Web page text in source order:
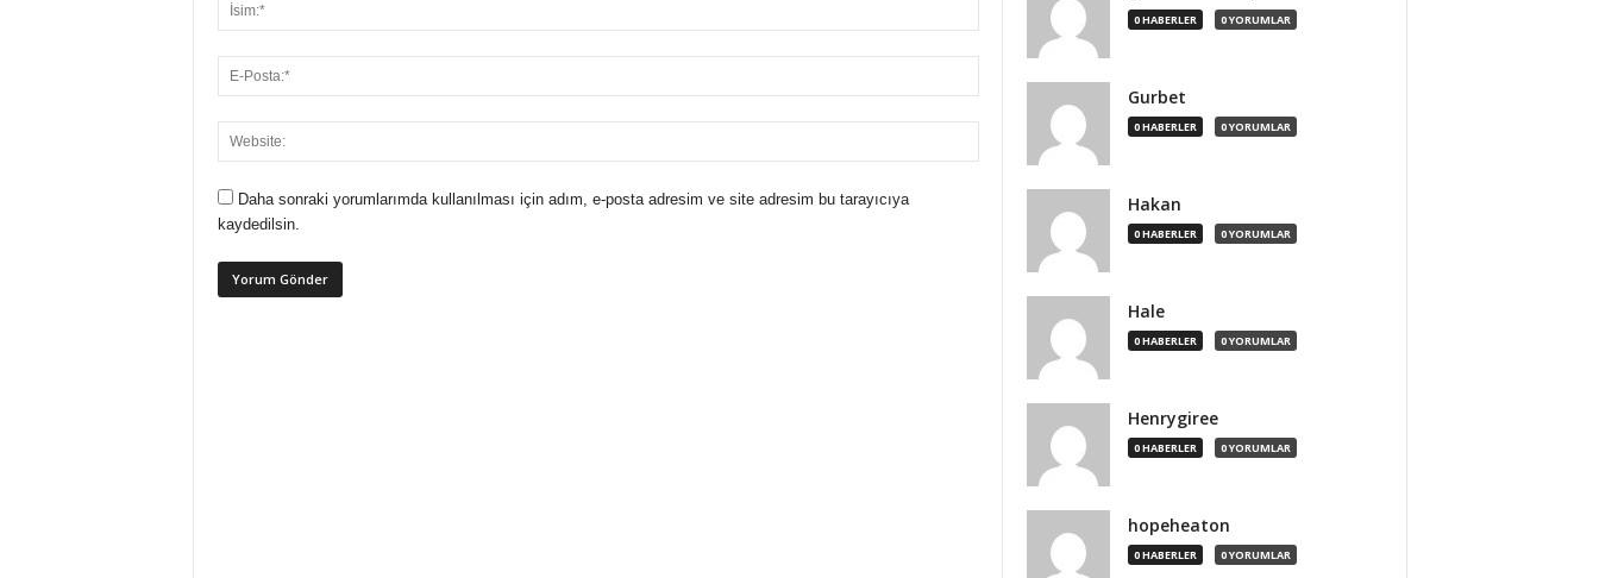
Daha sonraki yorumlarımda kullanılması için adım, e-posta adresim ve site adresim bu tarayıcıya
kaydedilsin.
0 HABERLER 0 YORUMLAR
Gurbet
0 HABERLER 0 YORUMLAR
Hakan
0 HABERLER 0 YORUMLAR
Hale
0 HABERLER 0 YORUMLAR
Henrygiree
0 HABERLER 0 YORUMLAR
hopeheaton
0 HABERLER 0 YORUMLAR